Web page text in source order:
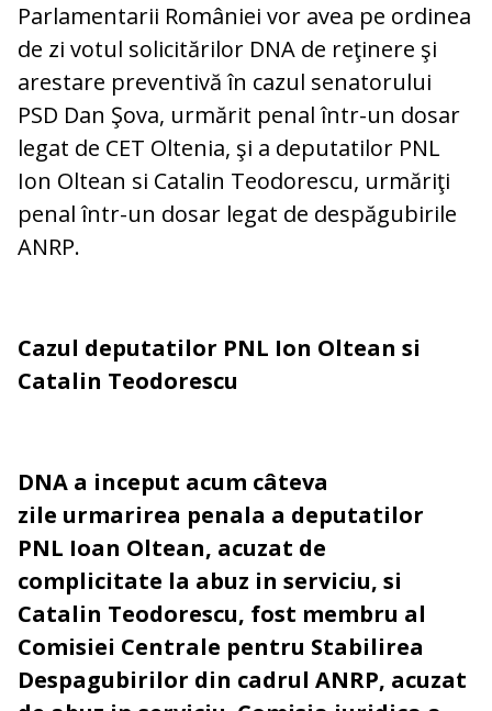
Parlamentarii României vor avea pe ordinea
de zi votul solicitărilor DNA de reţinere şi
arestare preventivă în cazul senatorului
PSD Dan Şova, urmărit penal într-un dosar
legat de CET Oltenia, şi a deputatilor PNL
Ion Oltean si Catalin Teodorescu, urmăriţi
penal într-un dosar legat de despăgubirile
ANRP.
Cazul deputatilor PNL Ion Oltean si
Catalin Teodorescu
DNA a inceput acum câteva
zile urmarirea penala a deputatilor
PNL Ioan Oltean, acuzat de
complicitate la abuz in serviciu, si
Catalin Teodorescu, fost membru al
Comisiei Centrale pentru Stabilirea
Despagubirilor din cadrul ANRP, acuzat